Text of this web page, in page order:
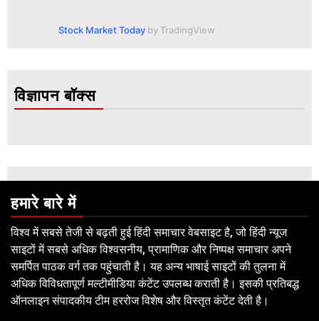
Stock Market Today by TradingView
विज्ञापन बॉक्स
हमारे बारे में
विश्व में सबसे तेजी से बढ़ती हुई हिंदी समाचार वेबसाइट है, जो हिंदी न्यूज
साइटों में सबसे अधिक विश्वसनीय, प्रामाणिक और निष्पक्ष समाचार अपने
समर्पित पाठक वर्ग तक पहुंचाती है। यह अन्य भाषाई साइटों की तुलना में
अधिक विविधतापूर्ण मल्टीमीडिया कंटेंट उपलब्ध कराती है। इसकी प्रतिबद्ध
ऑनलाइन संपादकीय टीम हररोज विशेष और विस्तृत कंटेंट देती है।